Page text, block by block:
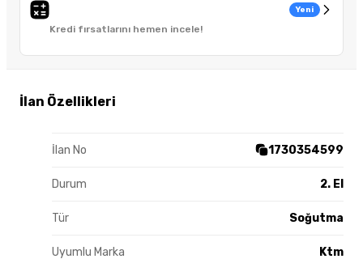
Kredi fırsatlarını hemen incele!
Yeni
İlan Özellikleri
İlan No 1730354599
Durum 2. El
Tür Soğutma
Uyumlu Marka Ktm